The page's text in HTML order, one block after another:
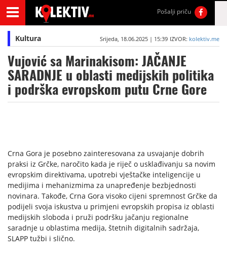
Pošalji priču
Kultura Srijeda, 18.06.2025 | 15:39 IZVOR: kolektiv.me
Vujović sa Marinakisom: JAČANJE
SARADNJE u oblasti medijskih politika
i podrška evropskom putu Crne Gore
Crna Gora je posebno zainteresovana za usvajanje dobrih
praksi iz Grčke, naročito kada je riječ o usklađivanju sa novim
evropskim direktivama, upotrebi vještačke inteligencije u
medijima i mehanizmima za unapređenje bezbjednosti
novinara. Takođe, Crna Gora visoko cijeni spremnost Grčke da
podijeli svoja iskustva u primjeni evropskih propisa iz oblasti
medijskih sloboda i pruži podršku jačanju regionalne
saradnje u oblastima medija, štetnih digitalnih sadržaja,
SLAPP tužbi i slično.